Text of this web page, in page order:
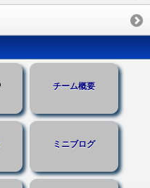
チーム概要
ミニブログ